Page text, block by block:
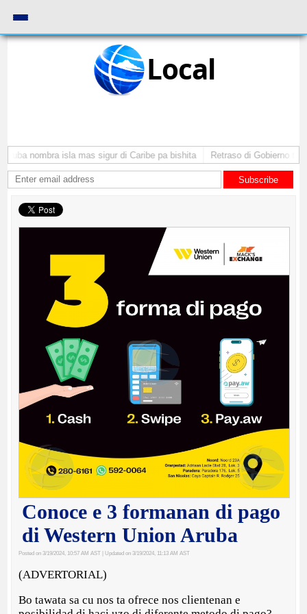
Local
nombra isla mas sigur di Caribe pa bishita Retraso di Gobierno ta
Subscribe
Conoce e 3 formanan di pago
di Western Union Aruba
Posted on 3/19/2024, 10:57 AM AST | Updated on 3/19/2024, 11:13 AM AST
(ADVERTORIAL)
Bo tawata sa cu nos ta ofrece nos clientenan e